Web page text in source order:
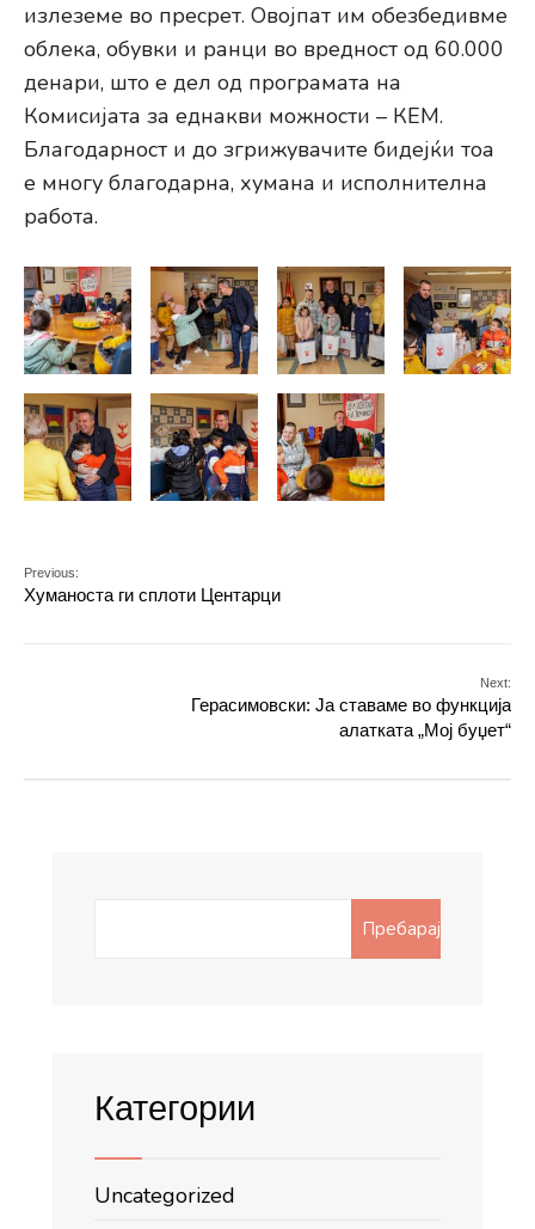
излеземе во пресрет. Овојпат им обезбедивме
облека, обувки и ранци во вредност од 60.000
денари, што е дел од програмата на
Комисијата за еднакви можности – КЕМ.
Благодарност и до згрижувачите бидејќи тоа
е многу благодарна, хумана и исполнителна
работа.
Previous:
Хуманоста ги сплоти Центарци
Next:
Герасимовски: Ја ставаме во функција
алатката „Мој буџет“
Пребарај
Категории
Uncategorized